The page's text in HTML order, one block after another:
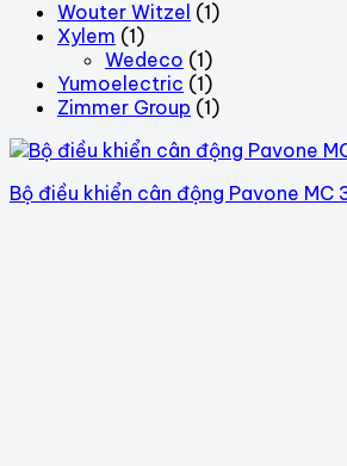
Wouter Witzel (1)
Xylem (1)
Wedeco (1)
Yumoelectric (1)
Zimmer Group (1)
Bộ điều khiển cân động Pavone MC